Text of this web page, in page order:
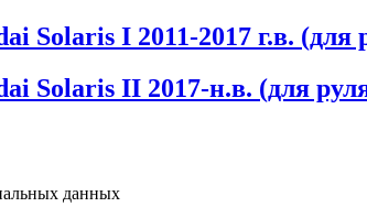
Solaris I 2011-2017 г.в.
Solaris II 2017-н.в. (для
данных